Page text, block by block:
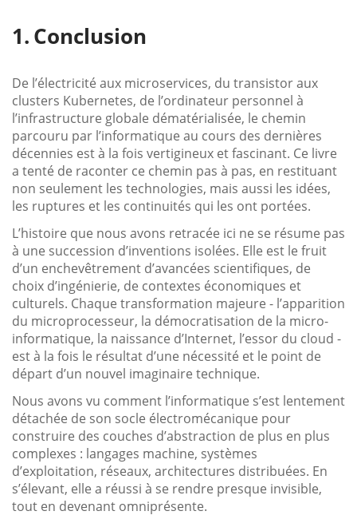
Conclusion
De l’électricité aux microservices, du transistor aux
clusters Kubernetes, de l’ordinateur personnel à
l’infrastructure globale dématérialisée, le chemin
parcouru par l’informatique au cours des dernières
décennies est à la fois vertigineux et fascinant. Ce livre
a tenté de raconter ce chemin pas à pas, en restituant
non seulement les technologies, mais aussi les idées,
les ruptures et les continuités qui les ont portées.
L’histoire que nous avons retracée ici ne se résume pas
à une succession d’inventions isolées. Elle est le fruit
d’un enchevêtrement d’avancées scientifiques, de
choix d’ingénierie, de contextes économiques et
culturels. Chaque transformation majeure - l’apparition
du microprocesseur, la démocratisation de la micro-
informatique, la naissance d’Internet, l’essor du cloud -
est à la fois le résultat d’une nécessité et le point de
départ d’un nouvel imaginaire technique.
Nous avons vu comment l’informatique s’est lentement
détachée de son socle électromécanique pour
construire des couches d’abstraction de plus en plus
complexes : langages machine, systèmes
d’exploitation, réseaux, architectures distribuées. En
s’élevant, elle a réussi à se rendre presque invisible,
tout en devenant omniprésente.